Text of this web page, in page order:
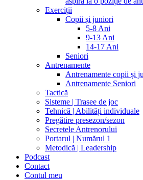
Exerciții
Copii și juniori
5-8 Ani
9-13 Ani
14-17 Ani
Seniori
Antrenamente
Antrenamente copii și
Antrenamente Seniori
Tactică
Sisteme | Trasee de joc
Tehnică | Abilități individuale
Pregătire presezon/sezon
Secretele Antrenorului
Portarul | Numărul 1
Metodică | Leadership
Podcast
Contact
Contul meu